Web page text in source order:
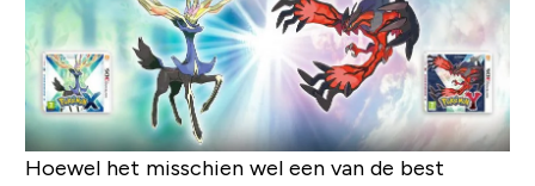
Hoewel het misschien wel een van de best